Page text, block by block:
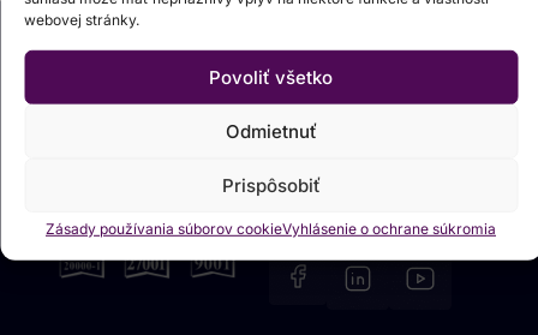
webovej stránky.
Povoliť všetko
Odmietnuť
Prispôsobiť
Zásady používania súborov cookieVyhlásenie o ochrane súkromia
Pomáhame lídrom
premieňať dáta na
skutočnú hodnotu
sociálnych sieťach